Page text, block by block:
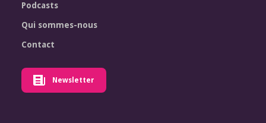
Podcasts
Qui sommes-nous
Contact
Newsletter